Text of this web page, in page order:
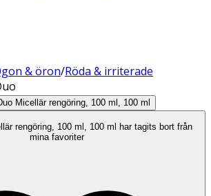
& öron/Röda & irriterade
rengöring, 100 ml, 100 ml har tagits bort från
mina favoriter